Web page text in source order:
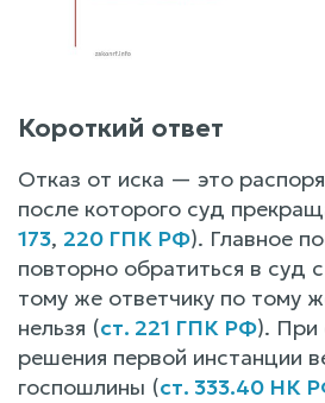
Короткий ответ
Отказ от иска — это
после которого суд
173, 220 ГПК РФ). Главное
повторно обратиться в суд
тому же ответчику по тому
нельзя (ст. 221 ГПК РФ). При
решения первой инстанции
госпошлины (ст. 333.40 НК